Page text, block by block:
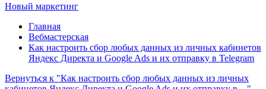
Новый маркетинг
Главная
Вебмастерская
Как настроить сбор любых данных из личных кабинетов
Яндекс Директа и Google Ads и их отправку в Telegram
Вернуться к "Как настроить сбор любых данных из личных